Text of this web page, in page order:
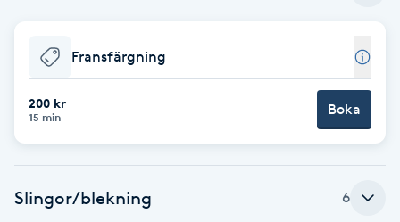
Balayage
Fransfärgning
200 kr
15 min Boka
Slingor/blekning 6